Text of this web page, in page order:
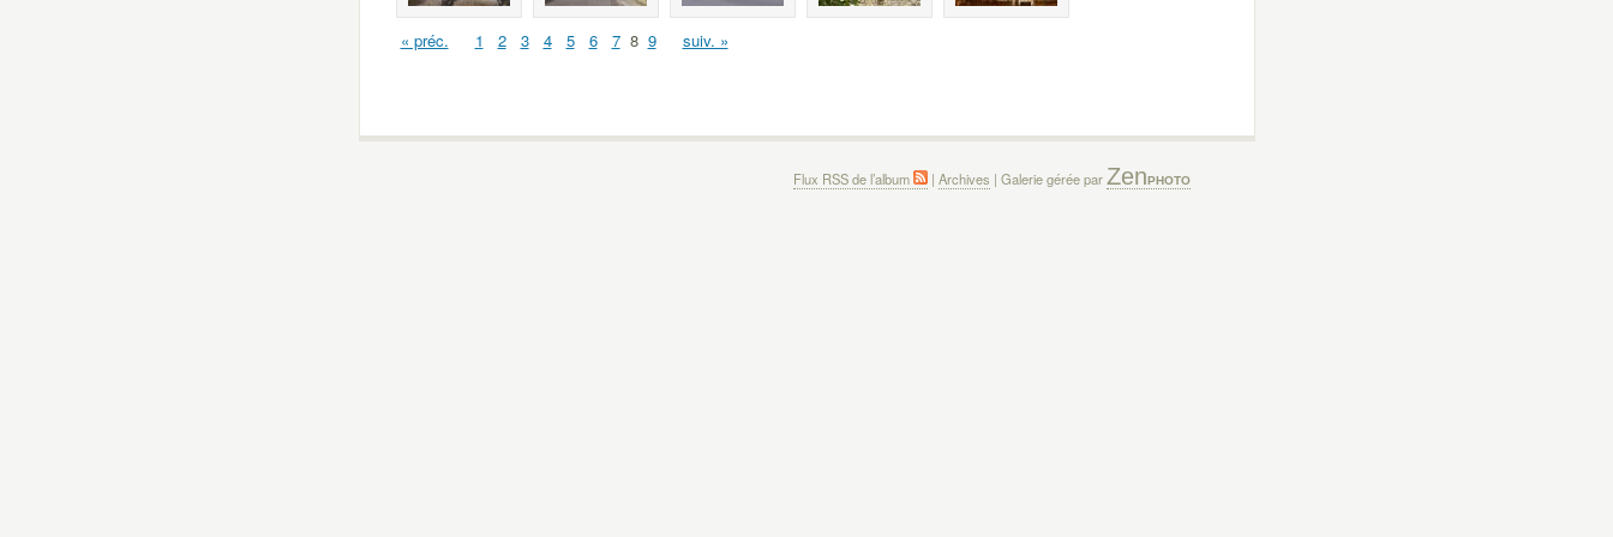
« préc. 1 2 3 4 5 6 7 8 9 suiv. »
Flux RSS de l’album | Archives | Galerie gérée parZenPHOTO